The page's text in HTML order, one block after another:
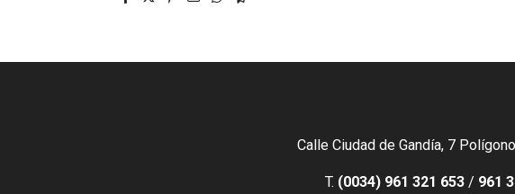
Calle Ciudad de Gandía, 7
T. (0034) 961 321 653 / 961